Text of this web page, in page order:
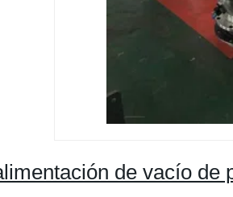
de vacío de